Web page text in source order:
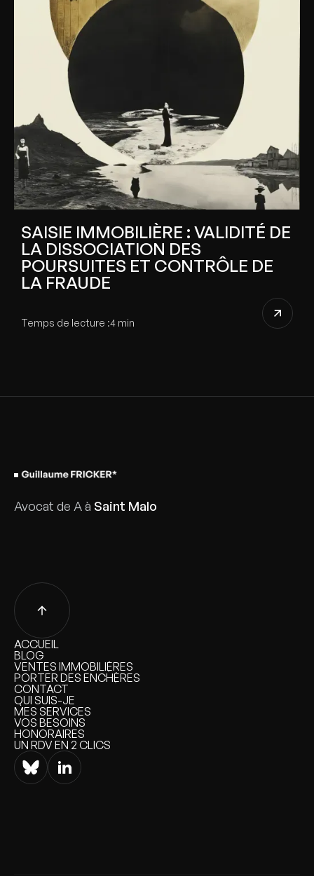
SAISIE IMMOBILIÈRE : VALIDITÉ DE
LA DISSOCIATION DES
POURSUITES ET CONTRÔLE DE
LA FRAUDE
Temps de lecture :4 min
Avocat de A à Saint Malo
ACCUEIL
ACCUEIL
BLOG
BLOG
VENTES IMMOBILIÈRES
VENTES IMMOBILIÈRES
PORTER DES ENCHÈRES
PORTER DES ENCHÈRES
CONTACT
CONTACT
QUI SUIS-JE
QUI SUIS-JE
MES SERVICES
MES SERVICES
VOS BESOINS
VOS BESOINS
HONORAIRES
HONORAIRES
UN RDV EN 2 CLICS
UN RDV EN 2 CLICS